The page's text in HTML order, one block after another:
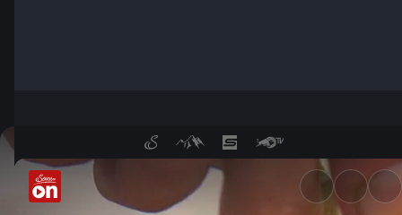
Rosseggers Waldheimat -